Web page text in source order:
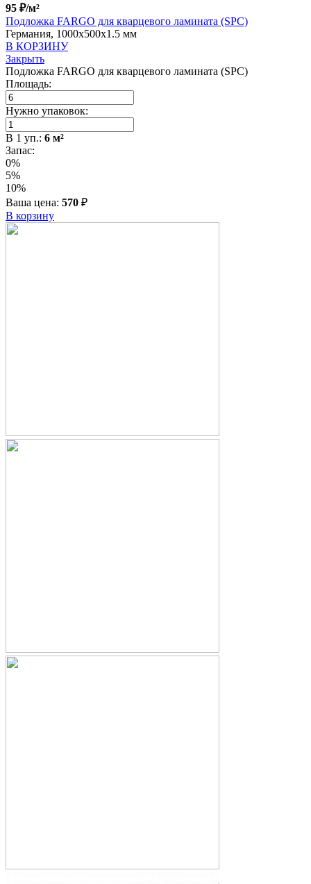
95 ₽/м²
Подложка FARGO для кварцевого ламината (SPC)
Германия, 1000x500x1.5 мм
В КОРЗИНУ
Закрыть
Подложка FARGO для кварцевого ламината (SPC)
Площадь:
Нужно упаковок:
В 1 уп.: 6 м²
Запас:
0%
5%
10%
Ваша цена: 570 ₽
В корзину